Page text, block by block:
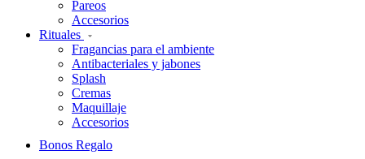
Pareos
Accesorios
Rituales
Fragancias para el ambiente
Antibacteriales y jabones
Splash
Cremas
Maquillaje
Accesorios
Bonos Regalo